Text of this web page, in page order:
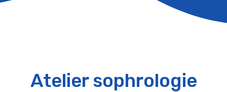
Atelier sophrologie